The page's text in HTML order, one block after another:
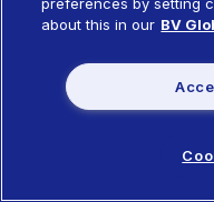
Para você
Assistências
Para empresas
Sobre o BV
about this in our BV